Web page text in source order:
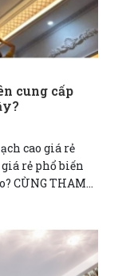
cung cấp
cao giá rẻ
rẻ phổ biến
CÙNG THAM